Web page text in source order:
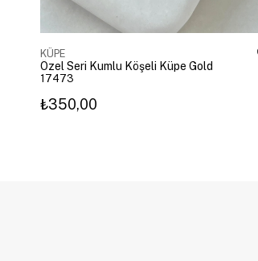
KÜPE
Özel Seri Kumlu Köşeli Küpe Gold
17473
₺350,00